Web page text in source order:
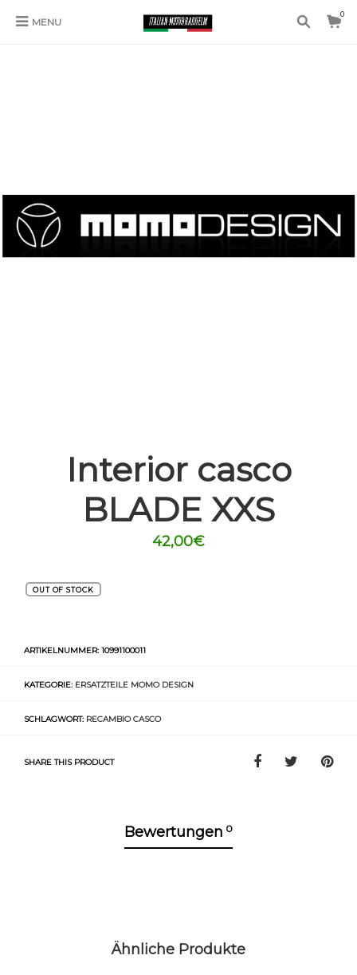
MENU
0
Interior casco
BLADE XXS
42,00€
OUT OF STOCK
ARTIKELNUMMER: 10991100011
KATEGORIE: ERSATZTEILE MOMO DESIGN
SCHLAGWORT: RECAMBIO CASCO
SHARE THIS PRODUCT
Bewertungen 0
Ähnliche Produkte